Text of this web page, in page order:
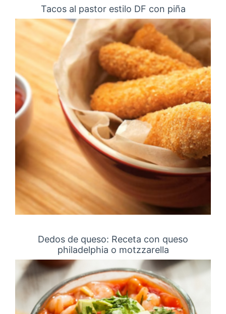
Tacos al pastor estilo DF con piña
Dedos de queso: Receta con queso
philadelphia o motzzarella